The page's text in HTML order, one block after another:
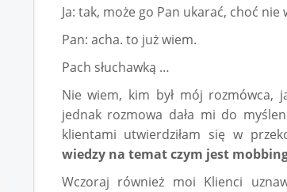
Ja: tak, może go Pan ukarać, choć nie
Pan: acha. to już wiem.
Pach słuchawką …
Nie wiem, kim był mój
jednak rozmowa dała mi do
klientami utwierdziłam się w
wiedzy na temat czym jest
Wczoraj również moi Klienci